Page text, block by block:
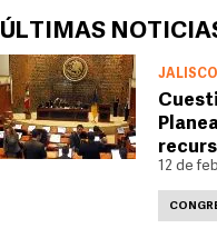
ÚLTIMAS
JALISCO
12 de